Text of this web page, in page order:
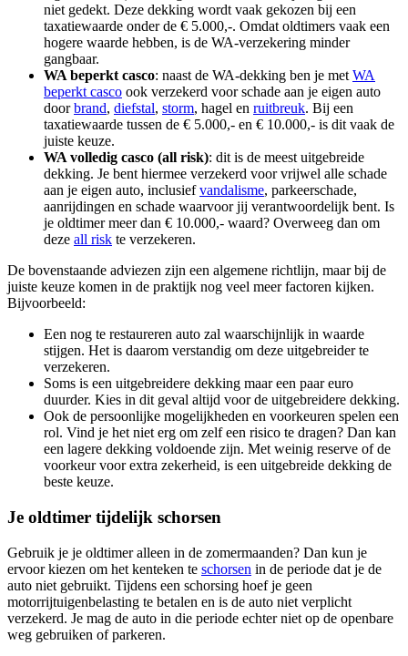
niet gedekt. Deze dekking wordt vaak gekozen bij een
taxatiewaarde onder de € 5.000,-. Omdat oldtimers vaak een
hogere waarde hebben, is de WA-verzekering minder
gangbaar.
WA beperkt casco: naast de WA-dekking ben je met WA
beperkt casco ook verzekerd voor schade aan je eigen auto
doorbrand, diefstal, storm, hagel en ruitbreuk. Bij een
taxatiewaarde tussen de € 5.000,- en € 10.000,- is dit vaak de
juiste keuze.
WA volledig casco (all risk): dit is de meest uitgebreide
dekking. Je bent hiermee verzekerd voor vrijwel alle schade
aan je eigen auto, inclusiefvandalisme, parkeerschade,
aanrijdingen en schade waarvoor jij verantwoordelijk bent. Is
je oldtimer meer dan € 10.000,- waard? Overweeg dan om
deze all risk te verzekeren.
De bovenstaande adviezen zijn een algemene richtlijn, maar bij de
juiste keuze komen in de praktijk nog veel meer factoren kijken.
Bijvoorbeeld:
Een nog te restaureren auto zal waarschijnlijk in waarde
stijgen. Het is daarom verstandig om deze uitgebreider te
verzekeren.
Soms is een uitgebreidere dekking maar een paar euro
duurder. Kies in dit geval altijd voor de uitgebreidere dekking.
Ook de persoonlijke mogelijkheden en voorkeuren spelen een
rol. Vind je het niet erg om zelf een risico te dragen? Dan kan
een lagere dekking voldoende zijn. Met weinig reserve of de
voorkeur voor extra zekerheid, is een uitgebreide dekking de
beste keuze.
Je oldtimer tijdelijk schorsen
Gebruik je je oldtimer alleen in de zomermaanden? Dan kun je
ervoor kiezen om het kenteken te schorsen in de periode dat je de
auto niet gebruikt. Tijdens een schorsing hoef je geen
motorrijtuigenbelasting te betalen en is de auto niet verplicht
verzekerd. Je mag de auto in die periode echter niet op de openbare
weg gebruiken of parkeren.